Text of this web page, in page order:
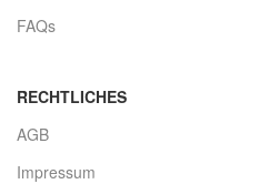
FAQs
RECHTLICHES
AGB
Impressum